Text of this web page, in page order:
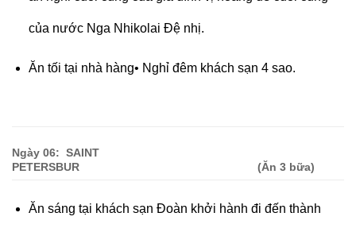
của nước Nga Nhikolai Đệ nhị.
Ăn tối tại nhà hàng• Nghỉ đêm khách sạn 4 sao.
Ngày 06: SAINT
PETERSBUR (Ăn 3 bữa)
Ăn sáng tại khách sạn Đoàn khởi hành đi đến thành